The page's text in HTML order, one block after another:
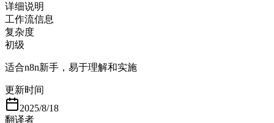
详细说明
工作流信息
复杂度
初级
适合n8n新手，易于理解和实施
更新时间
2025/8/18
翻译者